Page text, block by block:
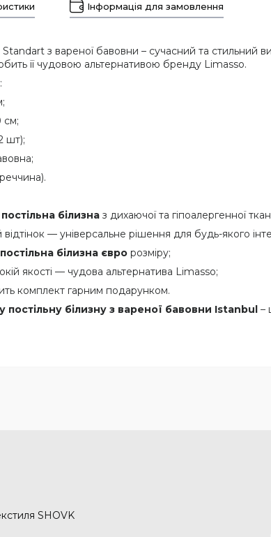
Інформація для замовлення
з вареної бавовни – сучасний та стильний
її чудовою альтернативою бренду Limasso.
см;
шт);
білизна з дихаючої та гіпоалергенної
— універсальне рішення для будь-якого
постільна білизна євро розміру;
якості — чудова альтернатива Limasso;
комплект гарним подарунком.
постільну білизну з вареної бавовни Istanbul –
SHOVK